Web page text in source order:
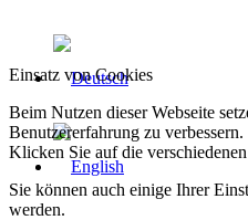
Einsatz von Cookies
Beim Nutzen dieser Webseite
Benutzererfahrung zu verbessern.
Klicken Sie auf die
Sie können auch einige Ihrer
werden.